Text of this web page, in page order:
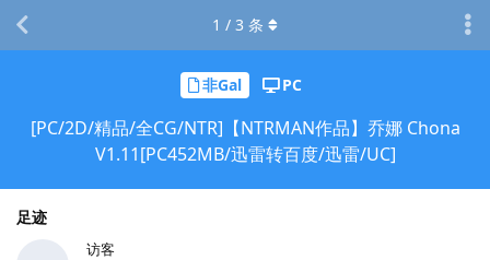
非Gal PC
[PC/2D/精品/全CG/NTR]【NTRMAN作品】乔娜 Chona
V1.11[PC452MB/迅雷转百度/迅雷/UC]
足迹
访客
1 / 3 条